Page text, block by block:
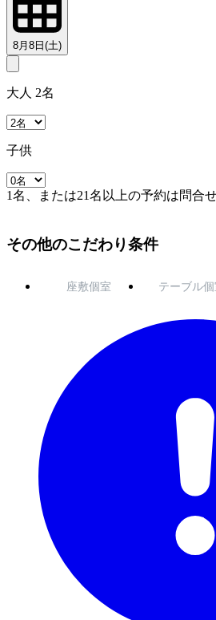
8月8日(土)
大人 2名
子供
1名、または21名以上の予約は問合
その他のこだわり条件
座敷個室 テーブル個